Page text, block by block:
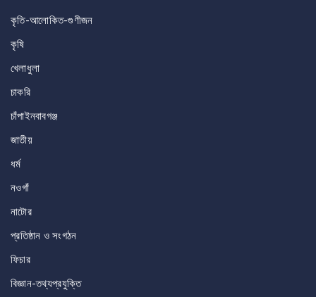
কৃতি-আলোকিত-গুণীজন
কৃষি
খেলাধুলা
চাকরি
চাঁপাইনবাবগঞ্জ
জাতীয়
ধর্ম
নওগাঁ
নাটোর
প্রতিষ্ঠান ও সংগঠন
ফিচার
বিজ্ঞান-তথ্যপ্রযুক্তি